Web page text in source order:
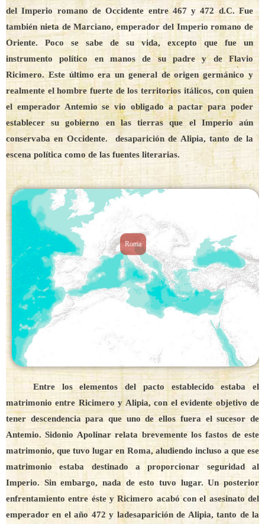
del Imperio romano de Occidente entre 467 y 472 d.C. Fue
también nieta de Marciano, emperador del Imperio romano de
Oriente. Poco se sabe de su vida, excepto que fue un
instrumento político en manos de su padre y de Flavio
Ricimero. Este último era un general de origen germánico y
realmente el hombre fuerte de los territorios itálicos, con quien
el emperador Antemio se vio obligado a pactar para poder
establecer su gobierno en las tierras que el Imperio aún
conservaba en Occidente. desaparición de Alipia, tanto de la
escena política como de las fuentes literarias.
Roma
Entre los elementos del pacto establecido estaba el
matrimonio entre Ricimero y Alipia, con el evidente objetivo de
tener descendencia para que uno de ellos fuera el sucesor de
Antemio. Sidonio Apolinar relata brevemente los fastos de este
matrimonio, que tuvo lugar en Roma, aludiendo incluso a que ese
matrimonio estaba destinado a proporcionar seguridad al
Imperio. Sin embargo, nada de esto tuvo lugar. Un posterior
enfrentamiento entre éste y Ricimero acabó con el asesinato del
emperador en el año 472 y ladesaparición de Alipia, tanto de la